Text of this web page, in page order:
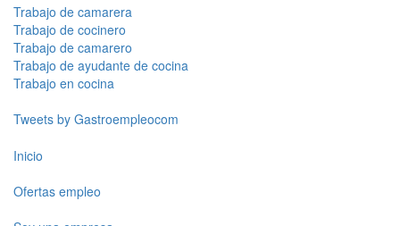
Trabajo de camarera
Trabajo de cocinero
Trabajo de camarero
Trabajo de ayudante de cocina
Trabajo en cocina
Tweets by Gastroempleocom
Inicio
Ofertas empleo